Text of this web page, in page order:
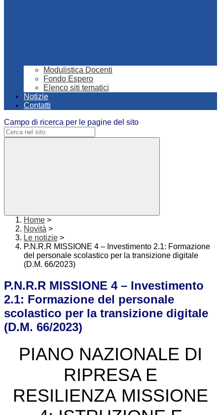
Modulistica Docenti
Fondo Espero
Elenco siti tematici
Notizie
Contatti
Campo di ricerca per le pagine del sito
Home >
Novità >
Le notizie >
P.N.R.R MISSIONE 4 – Investimento 2.1: Formazione
del personale scolastico per la transizione digitale
(D.M. 66/2023)
P.N.R.R MISSIONE 4 – Investimento
2.1: Formazione del personale
scolastico per la transizione digitale
(D.M. 66/2023)
PIANO NAZIONALE DI
RIPRESA E
RESILIENZA MISSIONE